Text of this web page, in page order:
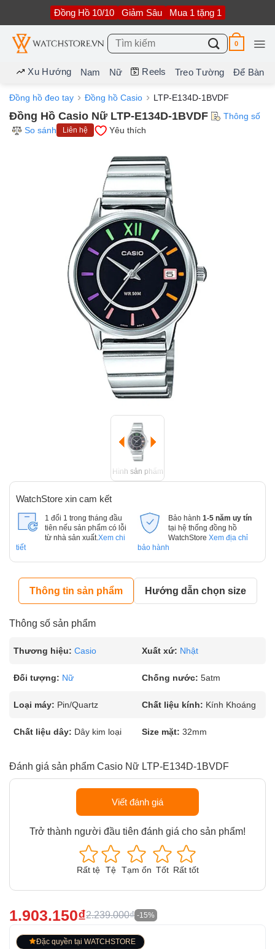
nội
dung
Đồng Hồ 10/10 Giảm Sâu Mua 1 tặng 1
Tìm
kiếm:
0
Xu Hướng Nam Nữ Reels Treo Tường Để Bàn
Đồng hồ đeo tay Đồng hồ Casio LTP-E134D-1BVDF
Đồng Hồ Casio Nữ LTP-E134D-1BVDF
Thông số
So sánh
Liên hệ Yêu thích
Hình sản phẩm
WatchStore xin cam kết
1 đổi 1 trong tháng đầu
tiên nếu sản phẩm có lỗi
từ nhà sản xuất. Xem chi
tiết
Bảo hành 1-5 năm uy tín
tại hệ thống đồng hồ
WatchStore Xem địa chỉ
bảo hành
Thông tin sản phẩm Hướng dẫn chọn size
Thông số sản phẩm
Thương hiệu: Casio Xuất xứ: Nhật
Đối tượng: Nữ Chống nước: 5atm
Loại máy: Pin/Quartz Chất liệu kính: Kính Khoáng
Chất liệu dây: Dây kim loại Size mặt: 32mm
Đánh giá sản phẩm Casio Nữ LTP-E134D-1BVDF
Viết đánh giá
Trở thành người đầu tiên đánh giá cho sản phẩm!
Rất tệ Tệ Tạm ổn Tốt Rất tốt
1.903.150₫2.239.000₫ -15%
Đặc quyền tại WATCHSTORE